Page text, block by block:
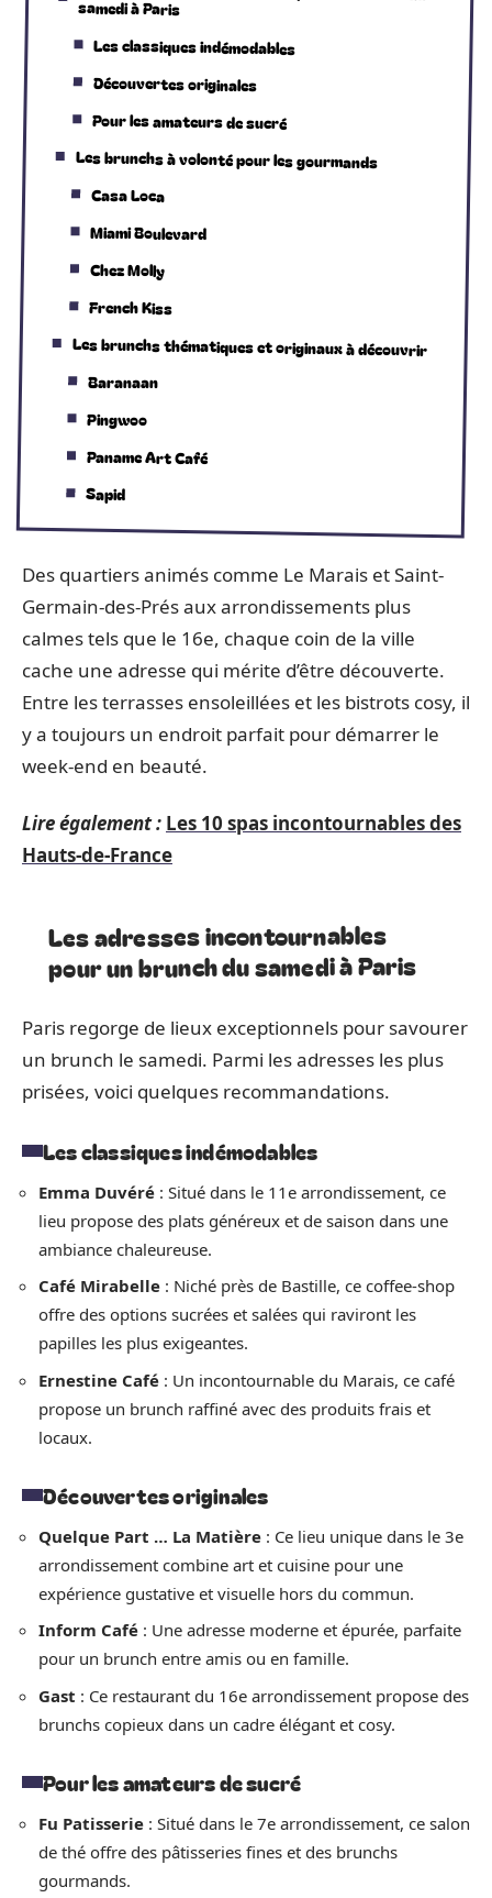
samedi à Paris
Les classiques indémodables
Découvertes originales
Pour les amateurs de sucré
Les brunchs à volonté pour les gourmands
Casa Loca
Miami Boulevard
Chez Molly
French Kiss
Les brunchs thématiques et originaux à découvrir
Baranaan
Pingwoo
Paname Art Café
Sapid
Des quartiers animés comme Le Marais et Saint-
Germain-des-Prés aux arrondissements plus
calmes tels que le 16e, chaque coin de la ville
cache une adresse qui mérite d’être découverte.
Entre les terrasses ensoleillées et les bistrots cosy, il
y a toujours un endroit parfait pour démarrer le
week-end en beauté.
Lire également : Les 10 spas incontournables des
Hauts-de-France
Les adresses incontournables
pour un brunch du samedi à Paris
Paris regorge de lieux exceptionnels pour savourer
un brunch le samedi. Parmi les adresses les plus
prisées, voici quelques recommandations.
Les classiques indémodables
Emma Duvéré : Situé dans le 11e arrondissement, ce
lieu propose des plats généreux et de saison dans une
ambiance chaleureuse.
Café Mirabelle : Niché près de Bastille, ce coffee-shop
offre des options sucrées et salées qui raviront les
papilles les plus exigeantes.
Ernestine Café : Un incontournable du Marais, ce café
propose un brunch raffiné avec des produits frais et
locaux.
Découvertes originales
Quelque Part … La Matière : Ce lieu unique dans le 3e
arrondissement combine art et cuisine pour une
expérience gustative et visuelle hors du commun.
Inform Café : Une adresse moderne et épurée, parfaite
pour un brunch entre amis ou en famille.
Gast : Ce restaurant du 16e arrondissement propose des
brunchs copieux dans un cadre élégant et cosy.
Pour les amateurs de sucré
Fu Patisserie : Situé dans le 7e arrondissement, ce salon
de thé offre des pâtisseries fines et des brunchs
gourmands.